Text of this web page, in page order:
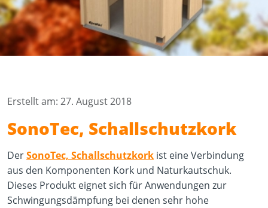
Erstellt am: 27. August 2018
SonoTec, Schallschutzkork
DerSonoTec, Schallschutzkork ist eine Verbindung
aus den Komponenten Kork und Naturkautschuk.
Dieses Produkt eignet sich für Anwendungen zur
Schwingungsdämpfung bei denen sehr hohe